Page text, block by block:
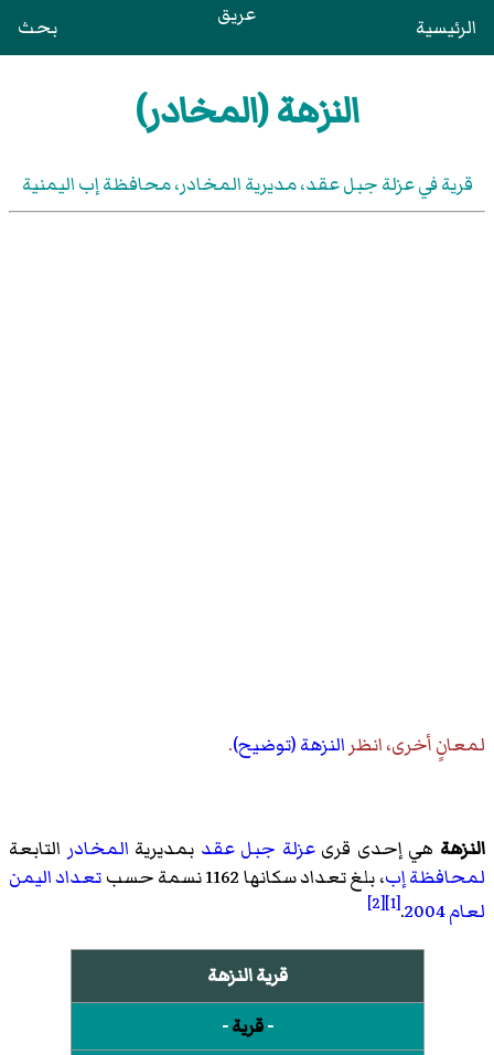
الرئيسية عريق بحث
النزهة (المخادر)
قرية في عزلة جبل عقد، مديرية المخادر، محافظة إب اليمنية
لمعانٍ أخرى، انظر النزهة (توضيح).
النزهة هي إحدى قرىعزلة جبل عقد بمديرية المخادر التابعة
لمحافظة إب، بلغ تعداد سكانها 1162 نسمة حسب
تعداد اليمن
لعام 2004
.
[1]
[2]
قرية النزهة
-قرية-